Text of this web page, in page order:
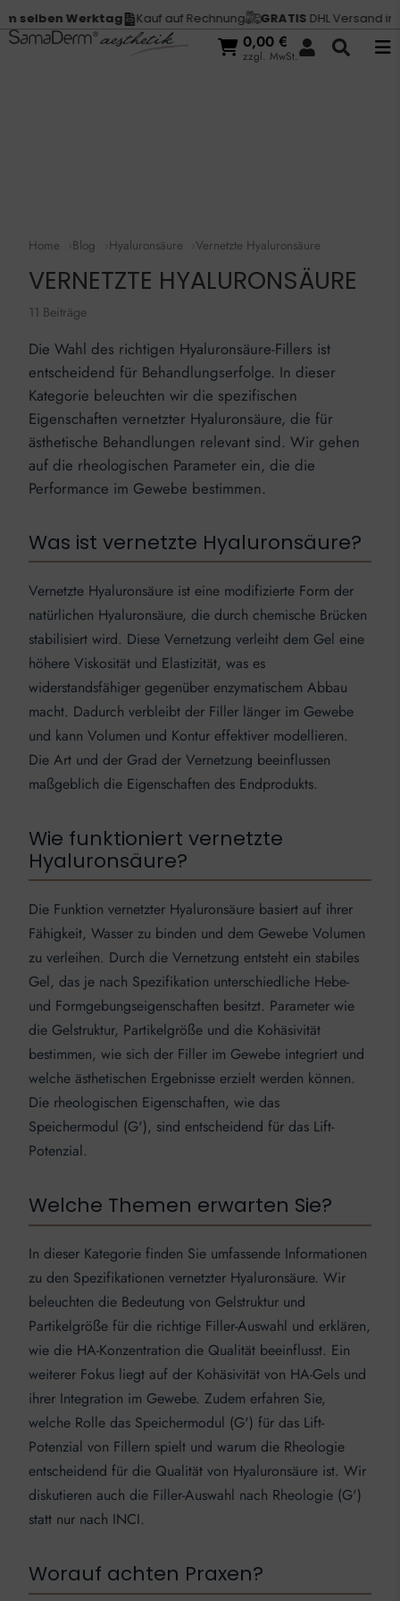
Werktag Kauf auf Rechnung GRATISDHL Versand in
0,00 €
zzgl. MwSt.
Home Blog Hyaluronsäure Vernetzte Hyaluronsäure
VERNETZTE HYALURONSÄURE
11 Beiträge
Die Wahl des richtigen Hyaluronsäure-Fillers ist
entscheidend für Behandlungserfolge. In dieser
Kategorie beleuchten wir die spezifischen
Eigenschaften vernetzter Hyaluronsäure, die für
ästhetische Behandlungen relevant sind. Wir gehen
auf die rheologischen Parameter ein, die die
Performance im Gewebe bestimmen.
Was ist vernetzte Hyaluronsäure?
Vernetzte Hyaluronsäure ist eine modifizierte Form der
natürlichen Hyaluronsäure, die durch chemische Brücken
stabilisiert wird. Diese Vernetzung verleiht dem Gel eine
höhere Viskosität und Elastizität, was es
widerstandsfähiger gegenüber enzymatischem Abbau
macht. Dadurch verbleibt der Filler länger im Gewebe
und kann Volumen und Kontur effektiver modellieren.
Die Art und der Grad der Vernetzung beeinflussen
maßgeblich die Eigenschaften des Endprodukts.
Wie funktioniert vernetzte
Hyaluronsäure?
Die Funktion vernetzter Hyaluronsäure basiert auf ihrer
Fähigkeit, Wasser zu binden und dem Gewebe Volumen
zu verleihen. Durch die Vernetzung entsteht ein stabiles
Gel, das je nach Spezifikation unterschiedliche Hebe-
und Formgebungseigenschaften besitzt. Parameter wie
die Gelstruktur, Partikelgröße und die Kohäsivität
bestimmen, wie sich der Filler im Gewebe integriert und
welche ästhetischen Ergebnisse erzielt werden können.
Die rheologischen Eigenschaften, wie das
Speichermodul (G'), sind entscheidend für das Lift-
Potenzial.
Welche Themen erwarten Sie?
In dieser Kategorie finden Sie umfassende Informationen
zu den Spezifikationen vernetzter Hyaluronsäure. Wir
beleuchten die Bedeutung von Gelstruktur und
Partikelgröße für die richtige Filler-Auswahl und erklären,
wie die HA-Konzentration die Qualität beeinflusst. Ein
weiterer Fokus liegt auf der Kohäsivität von HA-Gels und
ihrer Integration im Gewebe. Zudem erfahren Sie,
welche Rolle das Speichermodul (G') für das Lift-
Potenzial von Fillern spielt und warum die Rheologie
entscheidend für die Qualität von Hyaluronsäure ist. Wir
diskutieren auch die Filler-Auswahl nach Rheologie (G')
statt nur nach INCI.
Worauf achten Praxen?